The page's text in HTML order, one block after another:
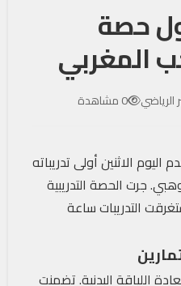
حصة
المغربي
الرياضي 0 مشاهدة
اليوم الاثنين أولى تدريباته
جرت الحصة التدريبية
التدريبات ساعة
اللياقة البدنية. تضمنت